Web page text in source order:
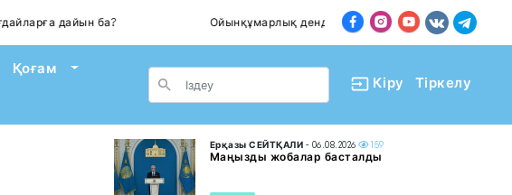
дайын ба? Ойынқұмарлық дендеп барады Пәтер
Қоғам
Toggle Dropdown
Кіру Тіркелу
Ерқазы СЕЙТҚАЛИ - 06.08.2026 159
Маңызды жобалар басталды